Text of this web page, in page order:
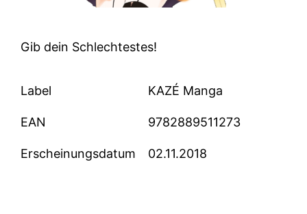
Gib dein Schlechtestes!
Label KAZÉ Manga
EAN 9782889511273
Erscheinungsdatum 02.11.2018